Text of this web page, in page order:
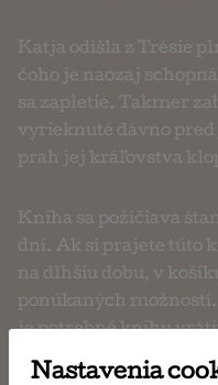
Katja odišla z Trésie
čoho je naozaj
sa zapletie. Takmer
vyrieknuté dávno
prah jej kráľovstva
Kniha sa požičiava
dní. Ak si prajete túto
na dlhšiu dobu, v
ponúkaných
je potrebné knihu
prostredníctvom
Nastavenia